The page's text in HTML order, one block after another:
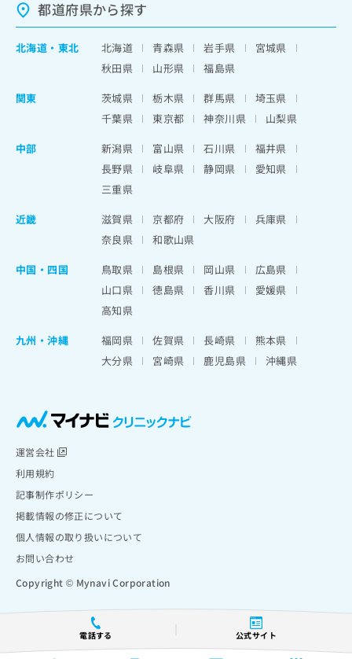
電話する 公式サイト
都道府県から探す
北海道 ・ 東北 北海道 青森県 岩手県
宮城県
秋田県
山形県
福島県
関東
茨城県 栃木県 群馬県
埼玉県
千葉県
東京都 神奈川県
山梨県
中部
新潟県 富山県 石川県
福井県
長野県
岐阜県 静岡県
愛知県
三重県
近畿
滋賀県 京都府 大阪府
兵庫県
奈良県
和歌山県
中国・四国
鳥取県 島根県 岡山県
広島県
山口県
徳島県 香川県
愛媛県
高知県
九州・沖縄
福岡県 佐賀県 長崎県
熊本県
大分県
宮崎県 鹿児島県 沖縄県
運営会社
利用規約
記事制作ポリシー
掲載情報の修正について
個人情報の取り扱いについて
お問い合わせ
Copyright © Mynavi Corporation